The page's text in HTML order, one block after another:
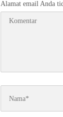
Alamat email Anda